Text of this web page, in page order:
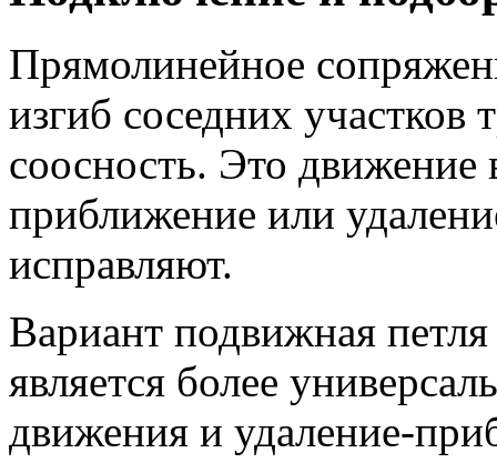
Прямолинейное
изгиб соседних участков
соосность. Это движение
приближение или
исправляют.
Вариант подвижная
является более
движения и удаление-